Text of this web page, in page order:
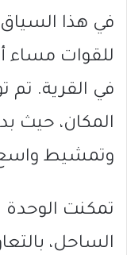
في هذا
للقوات مساء
في القرية. تم
المكان، حيث
وتمشيط واسع
تمكنت الوحدة
الساحل،